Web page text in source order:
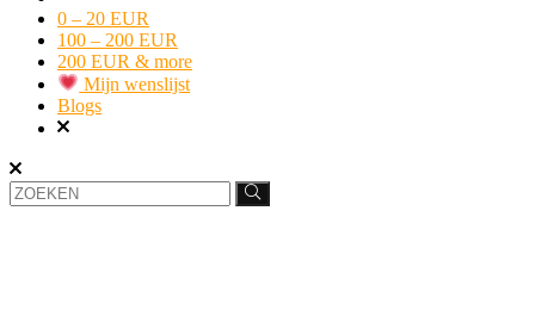
0 – 20 EUR
100 – 200 EUR
200 EUR & more
Mijn wenslijst
Blogs